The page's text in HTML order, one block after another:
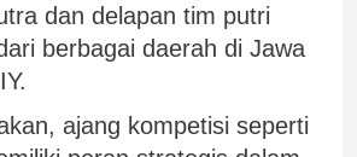
dan delapan tim putri
berbagai daerah di Jawa
ajang kompetisi seperti